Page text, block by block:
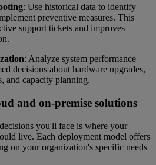
: Use historical data to identify
preventive measures. This
support tickets and improves
: Analyze system performance
decisions about hardware upgrades,
and capacity planning.
and on-premise solutions
you'll face is where your
live. Each deployment model offers
on your organization's specific needs